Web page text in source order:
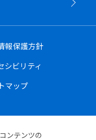
報保護方針
シビリティ
マップ
ンテンツの